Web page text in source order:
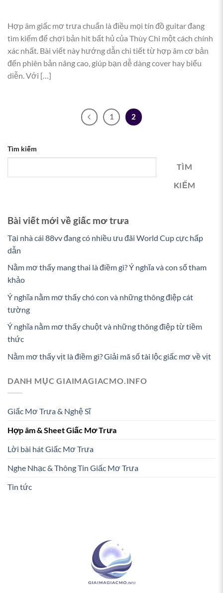
Hợp âm giấc mơ trưa chuẩn là điều mọi tín đồ guitar đang
tìm kiếm để chơi bản hit bất hủ của Thùy Chi một cách chính
xác nhất. Bài viết này hướng dẫn chi tiết từ hợp âm cơ bản
đến phiên bản nâng cao, giúp bạn dễ dàng cover hay biểu
diễn. Với […]
1 2
Tìm kiếm
TÌM
KIẾM
Bài viết mới về giấc mơ trưa
Tại nhà cái 88vv đang có nhiều ưu đãi World Cup cực hấp
dẫn
Nằm mơ thấy mang thai là điềm gì? Ý nghĩa và con số tham
khảo
Ý nghĩa nằm mơ thấy chó con và những thông điệp cát
tường
Ý nghĩa nằm mơ thấy chuột và những thông điệp từ tiềm
thức
Nằm mơ thấy vịt là điềm gì? Giải mã số tài lộc giấc mơ về vịt
DANH MỤC GIAIMAGIACMO.INFO
Giấc Mơ Trưa & Nghệ Sĩ
Hợp âm & Sheet Giấc Mơ Trưa
Lời bài hát Giấc Mơ Trưa
Nghe Nhạc & Thông Tin Giấc Mơ Trưa
Tin tức